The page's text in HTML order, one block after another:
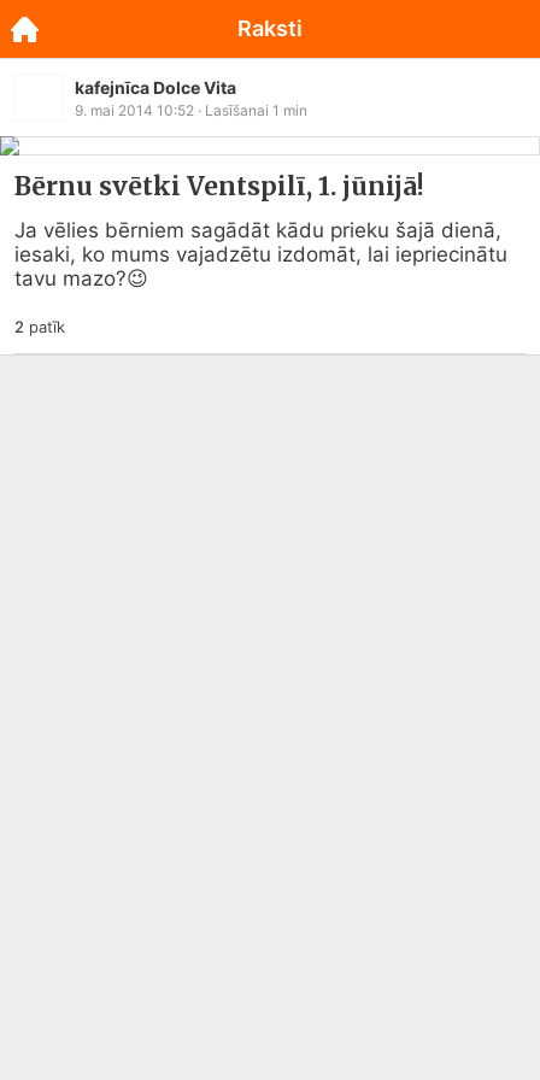
kafejnīca Dolce Vita
9. mai 2014 10:52 · Lasīšanai 1 min
Bērnu svētki Ventspilī, 1. jūnijā!
Ja vēlies bērniem sagādāt kādu prieku šajā dienā,
iesaki, ko mums vajadzētu izdomāt, lai iepriecinātu
tavu mazo?😉
2 patīk
Raksti